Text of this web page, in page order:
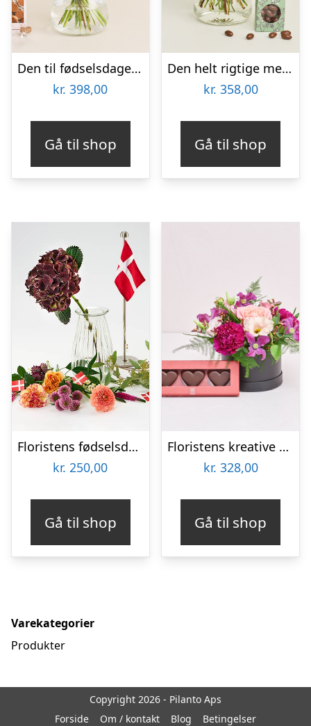
Den til fødselsdagen med tillykkekarameller
kr. 398,00
Gå til shop
Den helt rigtige med flødechokolade mandler
kr. 358,00
Gå til shop
Floristens fødselsdags trylleri – Send blomster med Bloomit
kr. 250,00
Gå til shop
Floristens kreative valg i æske med marcipanhjerter
kr. 328,00
Gå til shop
Varekategorier
Produkter
Copyright 2026 - Pilanto Aps
Forside
Om / kontakt Blog Betingelser